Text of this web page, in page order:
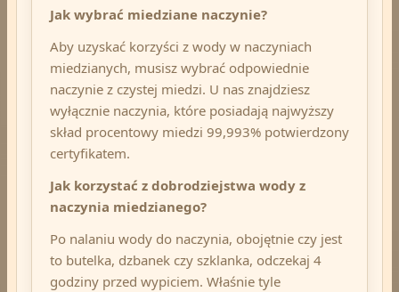
Jak wybrać miedziane naczynie?
Aby uzyskać korzyści z wody w naczyniach
miedzianych, musisz wybrać odpowiednie
naczynie z czystej miedzi. U nas znajdziesz
wyłącznie naczynia, które posiadają najwyższy
skład procentowy miedzi 99,993% potwierdzony
certyfikatem.
Jak korzystać z dobrodziejstwa wody z
naczynia miedzianego?
Po nalaniu wody do naczynia, obojętnie czy jest
to butelka, dzbanek czy szklanka, odczekaj 4
godziny przed wypiciem. Właśnie tyle